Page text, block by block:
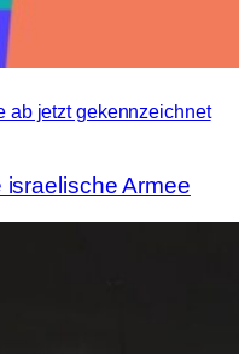
ab jetzt gekennzeichnet
Armee